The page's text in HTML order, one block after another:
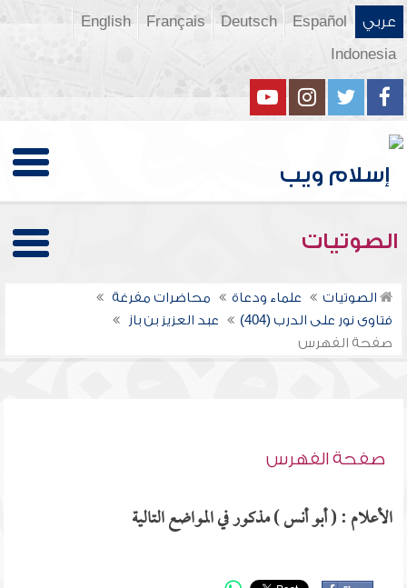
عربي Español
Deutsch
Français
English
Indonesia
الصوتيات
الصوتيات علماء ودعاة
محاضرات مفرغة
فتاوى نور على الدرب (404)
عبد العزيز بن باز
صفحة الفهرس
صفحة الفهرس
الأعلام : ( أبو أنس ) مذكور في المواضع التالية